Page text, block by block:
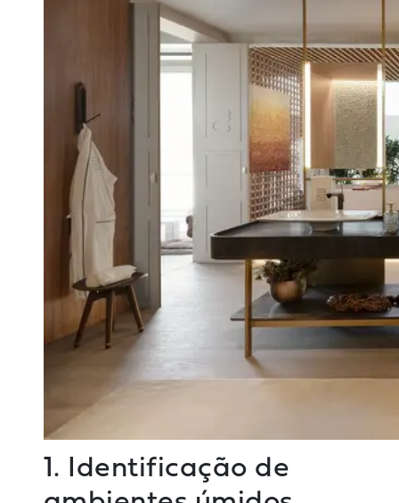
1. Identificação de